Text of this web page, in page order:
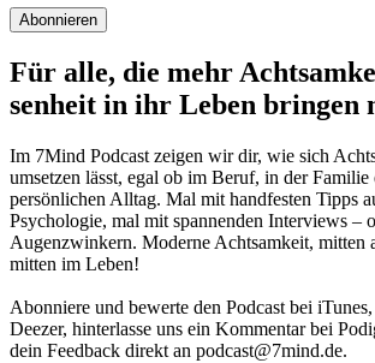
Abonnieren
Für alle, die mehr
sen­heit in ihr Leben brin­gen
Im 7Mind Pod­cast zeigen wir dir, wie sich
umset­zen lässt, egal ob im Beruf, in der
per­sön­li­chen Alltag. Mal mit hand­fes­ten Tipps
Psy­cho­lo­gie, mal mit spannenden Interviews –
Augen­zwin­kern. Moderne Acht­sam­keit, mitten
mitten im Leben!
Abon­niere und bewerte den Pod­cast bei
Deezer, hin­ter­lasse uns ein Kom­men­tar bei
dein Feed­back direkt an podcast@​7​mind.​de.